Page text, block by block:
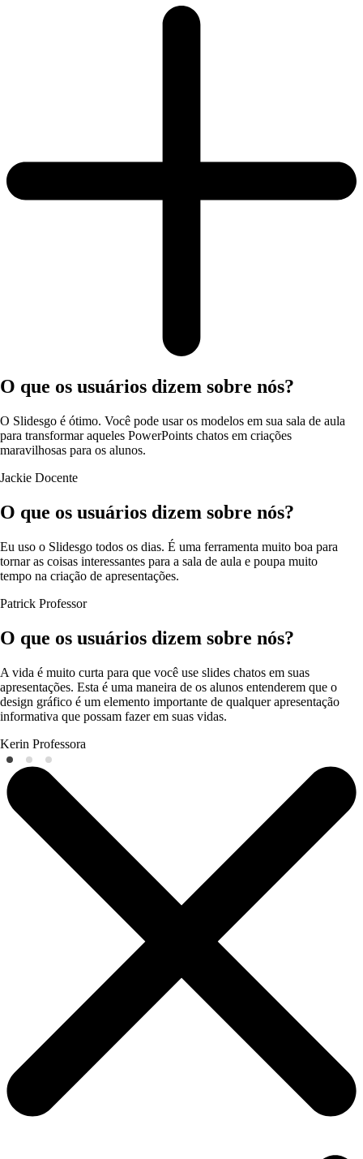
O que os usuários dizem sobre nós?
O Slidesgo é ótimo. Você pode usar os modelos em sua sala de aula
para transformar aqueles PowerPoints chatos em criações
maravilhosas para os alunos.
Jackie Docente
O que os usuários dizem sobre nós?
Eu uso o Slidesgo todos os dias. É uma ferramenta muito boa para
tornar as coisas interessantes para a sala de aula e poupa muito
tempo na criação de apresentações.
Patrick Professor
O que os usuários dizem sobre nós?
A vida é muito curta para que você use slides chatos em suas
apresentações. Esta é uma maneira de os alunos entenderem que o
design gráfico é um elemento importante de qualquer apresentação
informativa que possam fazer em suas vidas.
Kerin Professora